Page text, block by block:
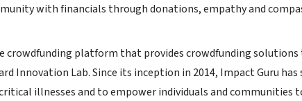
with financials through donations, empathy and
crowdfunding platform that provides crowdfunding solutions
Innovation Lab. Since its inception in 2014, Impact Guru
illnesses and to empower individuals and communities